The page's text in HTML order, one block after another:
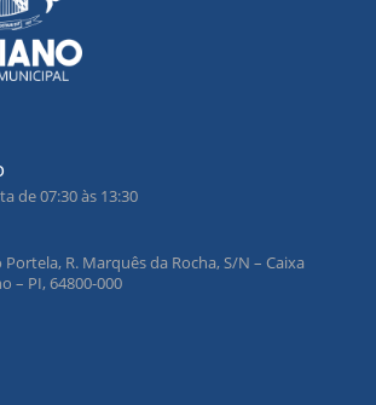
de 07:30 às 13:30
R. Marquês da Rocha, S/N – Caixa
– PI, 64800-000